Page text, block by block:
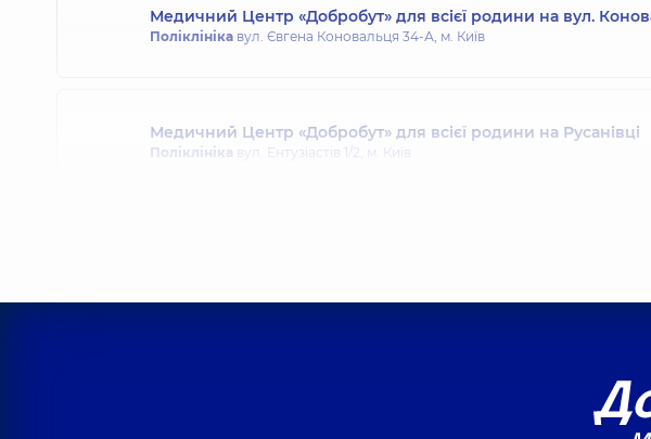
Медичний Центр «Добробут» для всієї родини на вул.
Поліклініка вул. Євгена Коновальця 34-А, м. Київ
Медичний Центр «Добробут» для всієї родини на Русанівці
Поліклініка вул. Ентузіастів 1/2, м. Київ